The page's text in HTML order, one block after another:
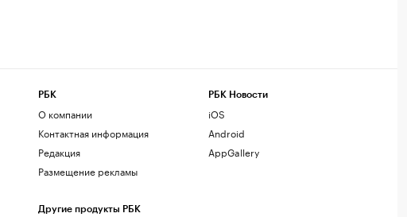
РБК
О компании
Контактная информация
Редакция
Размещение рекламы
Другие продукты РБК
РБК Новости
iOS
Android
AppGallery